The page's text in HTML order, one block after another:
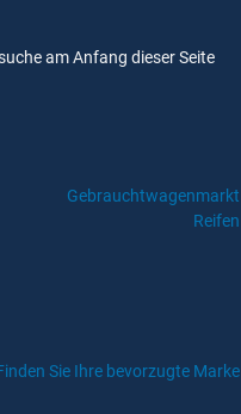
am Anfang dieser Seite
Gebrauchtwagenmarkt
Reifen
Sie Ihre bevorzugte Marke